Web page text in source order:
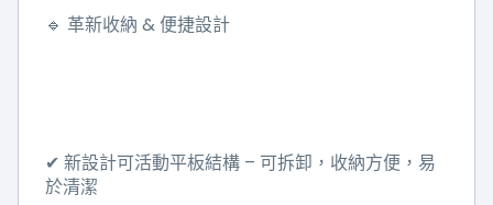
🔹 革新收納 & 便捷設計
✔ 新設計可活動平板結構 – 可拆卸，收納方便，易
於清潔